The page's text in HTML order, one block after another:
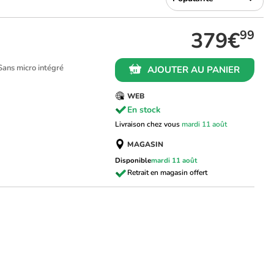
micro intégré
379€99
AJOUTER AU PANIER
WEB
En stock
Livraison chez vousmardi 11 août
MAGASIN
Disponiblemardi 11 août